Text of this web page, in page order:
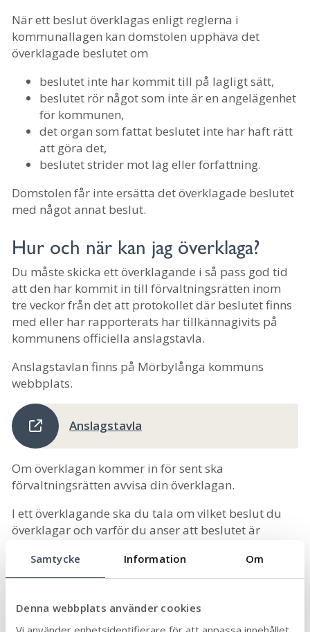
Samtycke Information Om
Denna webbplats använder cookies
När ett beslut överklagas enligt reglerna i
kommunallagen kan domstolen upphäva det
överklagade beslutet om
beslutet inte har kommit till på lagligt sätt,
beslutet rör något som inte är en angelägenhet
för kommunen,
det organ som fattat beslutet inte har haft rätt
att göra det,
beslutet strider mot lag eller författning.
Domstolen får inte ersätta det överklagade beslutet
med något annat beslut.
Hur och när kan jag överklaga?
Du måste skicka ett överklagande i så pass god tid
att den har kommit in till förvaltningsrätten inom
tre veckor från det att protokollet där beslutet finns
med eller har rapporterats har tillkännagivits på
kommunens officiella anslagstavla.
Anslagstavlan finns på Mörbylånga kommuns
webbplats.
Anslagstavla
Om överklagan kommer in för sent ska
förvaltningsrätten avvisa din överklagan.
I ett överklagande ska du tala om vilket beslut du
överklagar och varför du anser att beslutet är
undertecknat av dig som överklagat. Du måste
också ange adress och andra kontaktuppgifter till
med dig.